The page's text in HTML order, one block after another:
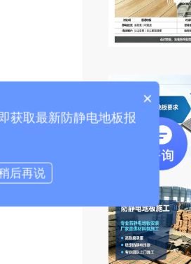
×
获取最新防静电地板报
后再说